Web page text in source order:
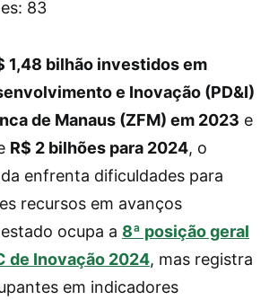
83
1,48 bilhão investidos em
e Inovação (PD&I)
de Manaus (ZFM) em 2023 e
R$ 2 bilhões para 2024, o
enfrenta dificuldades para
recursos em avanços
ocupa a 8ª posição geral
de Inovação 2024, mas registra
em indicadores